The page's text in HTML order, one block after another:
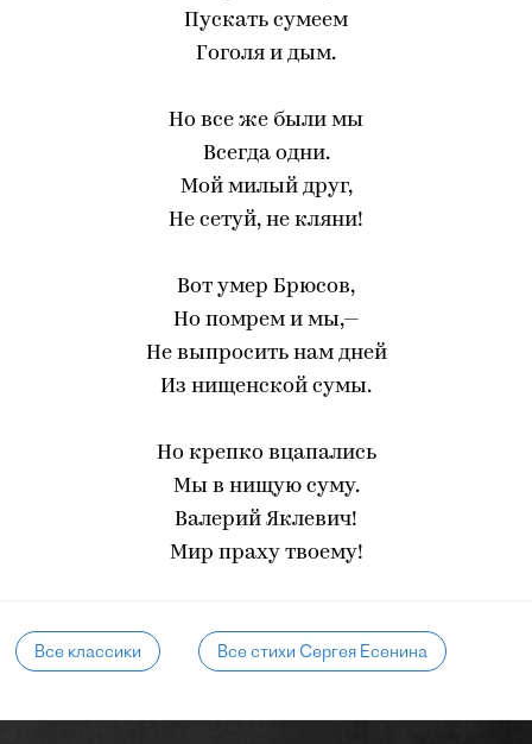
Пускать сумеем
Гоголя и дым.
Но все же были мы
Всегда одни.
Мой милый друг,
Не сетуй, не кляни!
Вот умер Брюсов,
Но помрем и мы,—
Не выпросить нам дней
Из нищенской сумы.
Но крепко вцапались
Мы в нищую суму.
Валерий Яклевич!
Мир праху твоему!
Все классики Все стихи Сергея Есенина